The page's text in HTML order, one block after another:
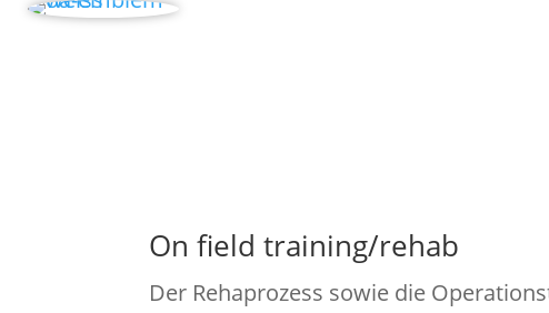
On field training/rehab
Der Rehaprozess sowie die